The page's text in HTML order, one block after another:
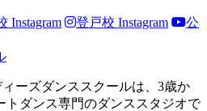
Instagram 登戸校 Instagram
公
ーズダンススクールは、3歳か
トダンス専門のダンススタジオで